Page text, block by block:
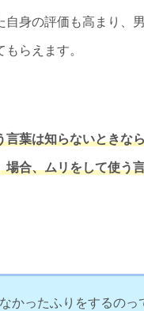
自身の評価も高まり、
らえます。
言葉は知らないときな
場合、ムリをして使う
かったふりをするのっ